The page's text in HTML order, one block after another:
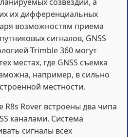
их дифференциальных
возможностям приема
сигналов, GNSS
Trimble 360 могут
местах, где GNSS съемка
например, в сильно
местности.
Rover встроены два чипа
каналами. Система
сигналы всех